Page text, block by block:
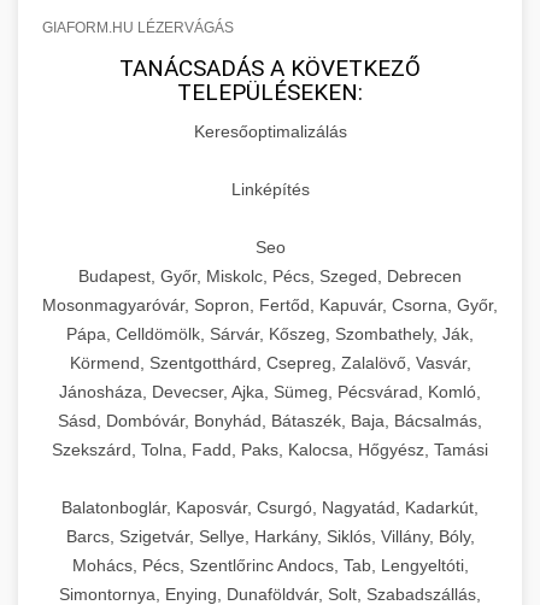
GIAFORM.HU LÉZERVÁGÁS
TANÁCSADÁS A KÖVETKEZŐ
TELEPÜLÉSEKEN:
Keresőoptimalizálás
Linképítés
Seo
Budapest, Győr, Miskolc, Pécs, Szeged, Debrecen
Mosonmagyaróvár, Sopron, Fertőd, Kapuvár, Csorna, Győr,
Pápa, Celldömölk, Sárvár, Kőszeg, Szombathely, Ják,
Körmend, Szentgotthárd, Csepreg, Zalalövő, Vasvár,
Jánosháza, Devecser, Ajka, Sümeg, Pécsvárad, Komló,
Sásd, Dombóvár, Bonyhád, Bátaszék, Baja, Bácsalmás,
Szekszárd, Tolna, Fadd, Paks, Kalocsa, Hőgyész, Tamási
Balatonboglár, Kaposvár, Csurgó, Nagyatád, Kadarkút,
Barcs, Szigetvár, Sellye, Harkány, Siklós, Villány, Bóly,
Mohács, Pécs, Szentlőrinc Andocs, Tab, Lengyeltóti,
Simontornya, Enying, Dunaföldvár, Solt, Szabadszállás,